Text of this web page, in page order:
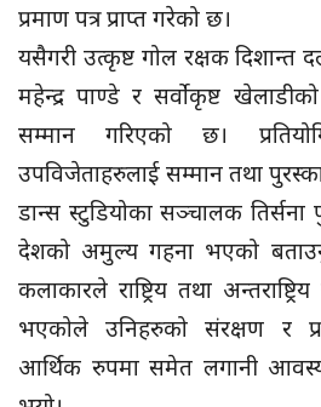
प्रमाण पत्र प्राप्त गरेको छ।
यसैगरी उत्कृष्ट गोल रक्षक दिशान्त
महेन्द्र पाण्डे र सर्वोकृष्ट
सम्मान गरिएको छ।
उपविजेताहरुलाई सम्मान तथा
डान्स स्टुडियोका सञ्चालक
देशको अमुल्य गहना भएको
कलाकारले राष्ट्रिय तथा
भएकोले उनिहरुको संरक्षण र
आर्थिक रुपमा समेत लगानी